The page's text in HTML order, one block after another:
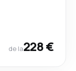
de la228 €